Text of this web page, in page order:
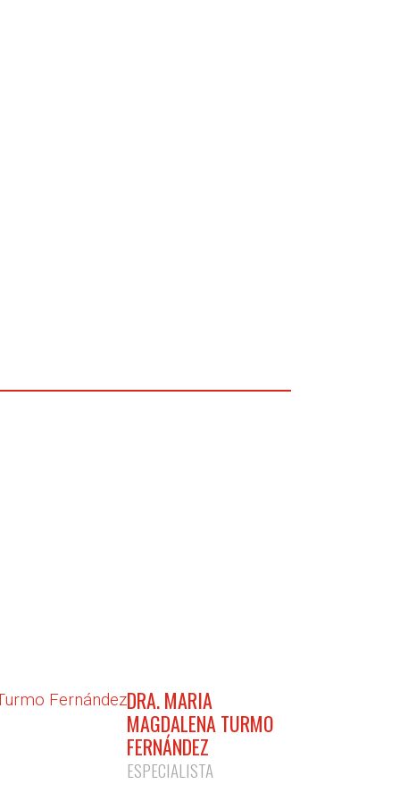
DRA. MARIA
MAGDALENA TURMO
FERNÁNDEZ
ESPECIALISTA